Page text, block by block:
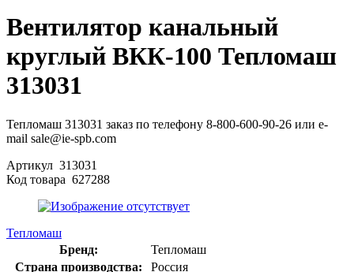
Вентилятор канальный
круглый ВКК-100 Тепломаш
313031
Тепломаш 313031 заказ по телефону 8-800-600-90-26 или e-
mail sale@ie-spb.com
Артикул 313031
Код товара 627288
Тепломаш
Бренд:
Тепломаш
Страна производства:
Россия